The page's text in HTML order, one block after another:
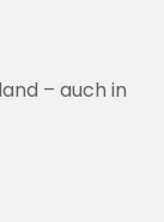
– auch in